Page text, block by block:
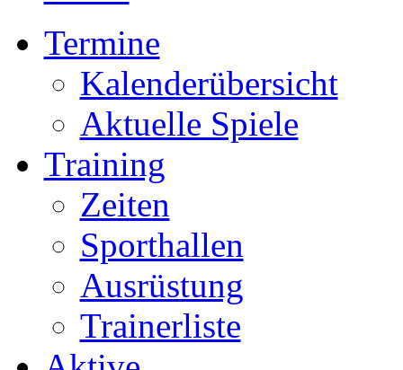
Termine
Kalenderübersicht
Aktuelle Spiele
Training
Zeiten
Sporthallen
Ausrüstung
Trainerliste